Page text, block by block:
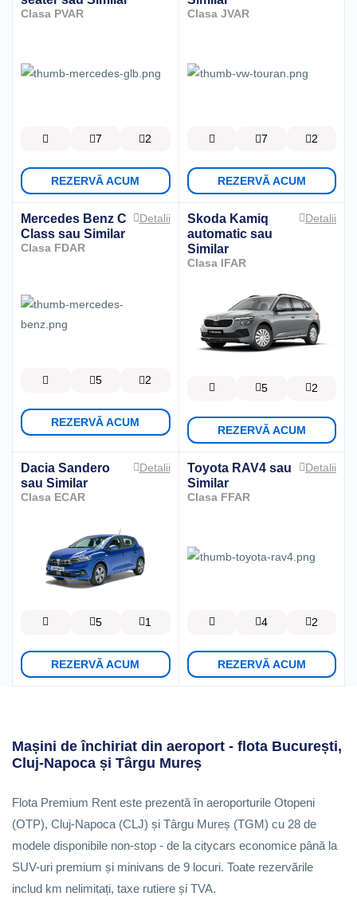
Clasa PVAR
7 2
REZERVĂ ACUM
Clasa JVAR
7 2
REZERVĂ ACUM
Mercedes Benz C
Class sau Similar
Clasa FDAR
Detalii
5 2
REZERVĂ ACUM
Skoda Kamiq
automatic sau
Similar
Clasa IFAR
Detalii
5 2
REZERVĂ ACUM
Dacia Sandero
sau Similar
Clasa ECAR
Detalii
5 1
REZERVĂ ACUM
Toyota RAV4 sau
Similar
Clasa FFAR
Detalii
4 2
REZERVĂ ACUM
Mașini de închiriat din aeroport - flota București,
Cluj-Napoca și Târgu Mureș
Flota Premium Rent este prezentă în aeroporturile Otopeni
(OTP), Cluj-Napoca (CLJ) și Târgu Mureș (TGM) cu 28 de
modele disponibile non-stop - de la citycars economice până la
SUV-uri premium și minivans de 9 locuri. Toate rezervările
includ km nelimitați, taxe rutiere și TVA.